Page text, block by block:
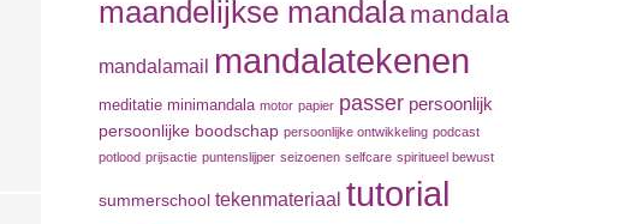
maandelijkse mandala mandala
mandalamail mandalatekenen
meditatie minimandala motor papier passer persoonlijk
persoonlijke boodschap persoonlijke ontwikkeling podcast
potlood prijsactie puntenslijper seizoenen selfcare spiritueel bewust
summerschool tekenmateriaal tutorial